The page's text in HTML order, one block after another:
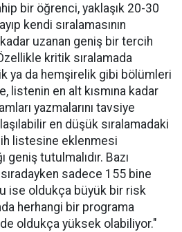
bir öğrenci, yaklaşık 20-30
kendi sıralamasının
uzanan geniş bir tercih
kritik sıralamada
ya da hemşirelik gibi bölümleri
listenin en alt kısmına kadar
yazmalarını tavsiye
en düşük sıralamadaki
listesine eklenmesi
geniş tutulmalıdır. Bazı
sadece 155 bine
ise oldukça büyük bir risk
herhangi bir programa
oldukça yüksek olabiliyor."